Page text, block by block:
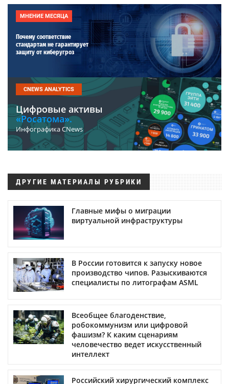
МНЕНИЕ МЕСЯЦА
Почему соответствие
стандартам не гарантирует
защиту от киберугроз
CNEWS ANALYTICS
Цифровые активы
«Росатома».
Инфографика CNews
ДРУГИЕ МАТЕРИАЛЫ РУБРИКИ
Главные мифы о миграции
виртуальной инфраструктуры
В России готовится к запуску новое
производство чипов. Разыскиваются
специалисты по литографам ASML
Всеобщее благоденствие,
робокоммунизм или цифровой
фашизм? К каким сценариям
человечество ведет искусственный
интеллект
Российский хирургический комплекс